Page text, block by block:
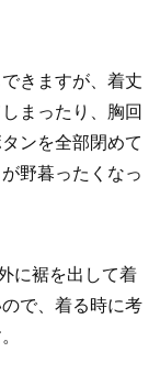
きますが、着丈
まったり、胸回
ンを全部閉めて
野暮ったくなっ
に裾を出して着
で、着る時に考